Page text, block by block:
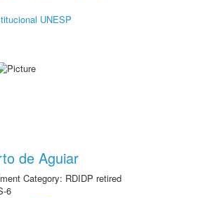
UNESP
de Aguiar
Category: RDIDP retired
6